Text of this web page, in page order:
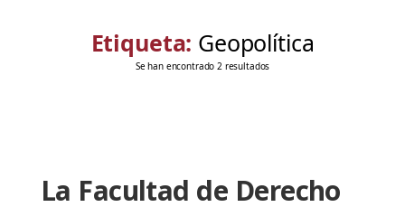
Etiqueta: Geopolítica
Se han encontrado 2 resultados
La Facultad de Derecho